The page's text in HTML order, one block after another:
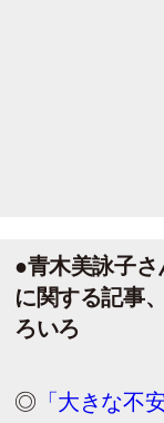
●青木美詠子
に関する記事
ろいろ
◎ 「大きな不